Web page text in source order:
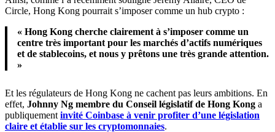
Circle, Hong Kong pourrait s’imposer comme un hub crypto :
« Hong Kong cherche clairement à s’imposer comme un
centre très important pour les marchés d’actifs numériques
et de stablecoins, et nous y prêtons une très grande attention.
»
Et les régulateurs de Hong Kong ne cachent pas leurs ambitions. En
effet, Johnny Ng membre du Conseil législatif de Hong Kong a
publiquement invité Coinbase à venir profiter d’une législation
claire et établie sur les cryptomonnaies.